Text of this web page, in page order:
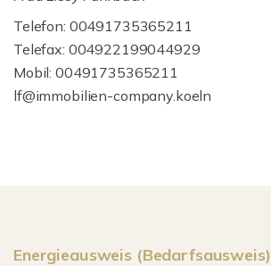
Telefon: 00491735365211
Telefax: 004922199044929
Mobil: 00491735365211
lf@immobilien-company.koeln
Energieausweis (Bedarfsausweis)